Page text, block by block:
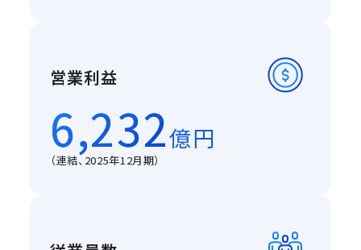
営業利益
6,232億円
（連結、2025年12月期）